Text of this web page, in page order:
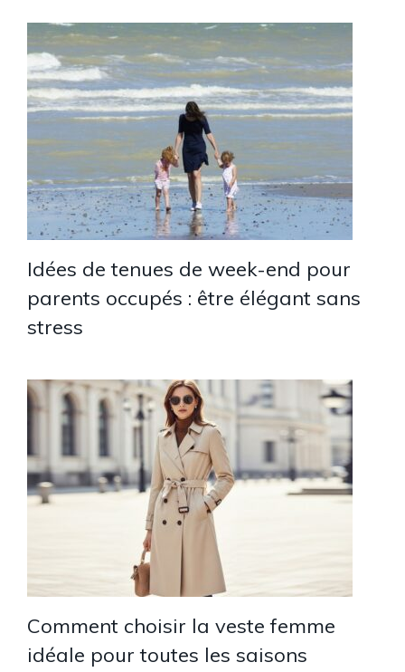
Idées de tenues de week-end pour
parents occupés : être élégant sans
stress
Comment choisir la veste femme
idéale pour toutes les saisons